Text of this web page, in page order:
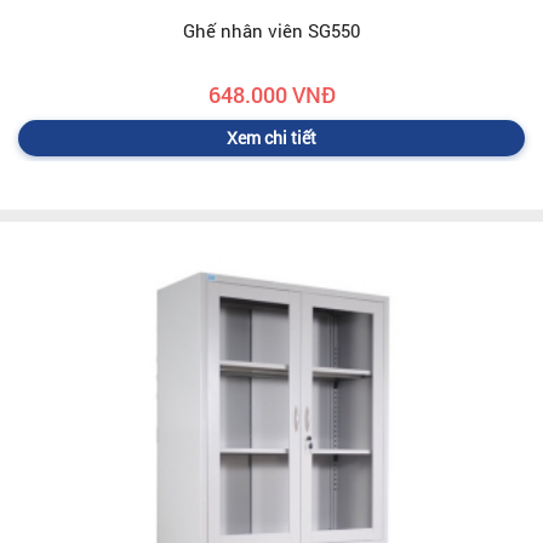
Ghế nhân viên SG550
648.000 VNĐ
Xem chi tiết